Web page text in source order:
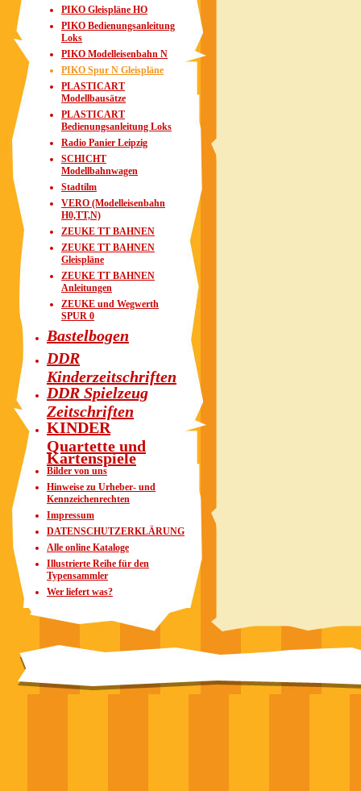
PIKO Gleispläne HO
PIKO Bedienungsanleitung
Loks
PIKO Modelleisenbahn N
PIKO Spur N Gleispläne
PLASTICART
Modellbausätze
PLASTICART
Bedienungsanleitung Loks
Radio Panier Leipzig
SCHICHT
Modellbahnwagen
Stadtilm
VERO (Modelleisenbahn
H0,TT,N)
ZEUKE TT BAHNEN
ZEUKE TT BAHNEN
Gleispläne
ZEUKE TT BAHNEN
Anleitungen
ZEUKE und Wegwerth
SPUR 0
Bastelbogen
DDR
Kinderzeitschriften
DDR Spielzeug
Zeitschriften
KINDER
Quartette und
Kartenspiele
Bilder von uns
Hinweise zu Urheber- und
Kennzeichenrechten
Impressum
DATENSCHUTZERKLÄRUNG
Alle online Kataloge
Illustrierte Reihe für den
Typensammler
Wer liefert was?